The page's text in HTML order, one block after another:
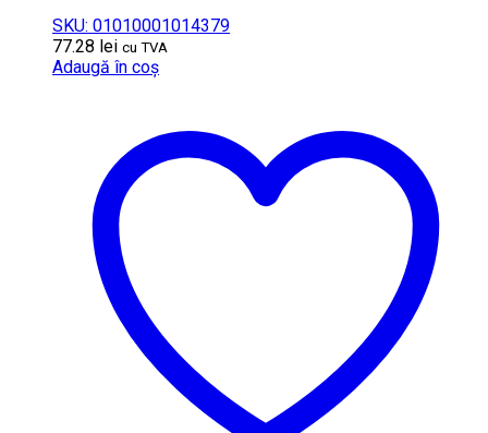
SKU: 01010001014379
77.28 lei cu TVA
Adaugă în coș